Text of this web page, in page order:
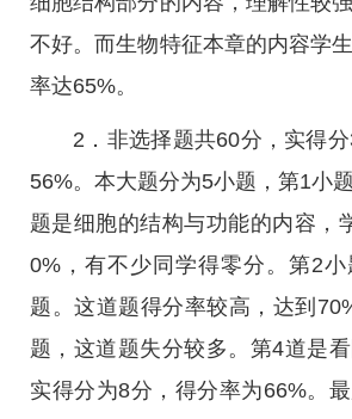
不好。而生物特征本章的内容学
率达65%。
2．非选择题共60分，实得
56%。本大题分为5小题，第1小
题是细胞的结构与功能的内容，
0%，有不少同学得零分。第2小
题。这道题得分率较高，达到
题，这道题失分较多。第4道是看
实得分为8分，得分率为66%。